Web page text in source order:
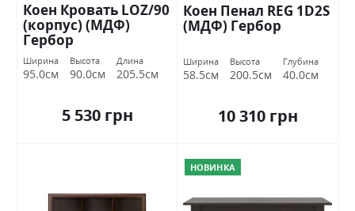
Коен Кровать LOZ/90
(корпус) (МДФ)
Гербор
Ширина
95.0см
Высота
90.0см
Длина
205.5см
5 530 грн
Коен Пенал REG 1D2S
(МДФ) Гербор
Ширина
58.5см
Высота
200.5см
Глубина
40.0см
10 310 грн
НОВИНКА